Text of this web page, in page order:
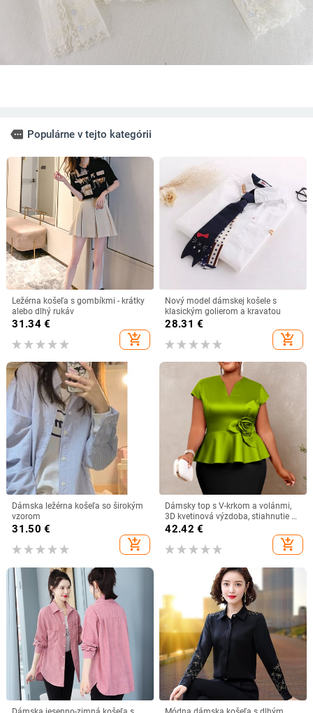
more Populárne v tejto kategórii
Ležérna košeľa s gombíkmi - krátky
alebo dlhý rukáv
31.34€
add_shopping_cart
Nový model dámskej košele s
klasickým golierom a kravatou
28.31 €
add_shopping_cart
Dámska ležérna košeľa so širokým
vzorom
31.50 €
add_shopping_cart
Dámsky top s V-krkom a volánmi,
3D kvetinová výzdoba, stiahnutie v
páse, zmes polyesteru a spandexu
42.42 €
add_shopping_cart